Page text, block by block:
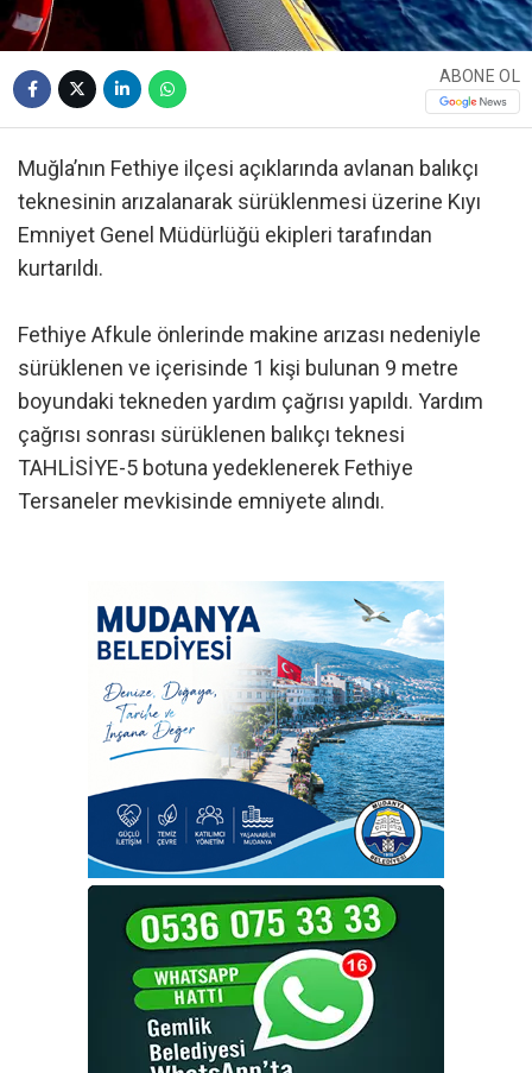
ABONE OL
Muğla’nın Fethiye ilçesi açıklarında avlanan balıkçı
teknesinin arızalanarak sürüklenmesi üzerine Kıyı
Emniyet Genel Müdürlüğü ekipleri tarafından
kurtarıldı.
Fethiye Afkule önlerinde makine arızası nedeniyle
sürüklenen ve içerisinde 1 kişi bulunan 9 metre
boyundaki tekneden yardım çağrısı yapıldı. Yardım
çağrısı sonrası sürüklenen balıkçı teknesi
TAHLİSİYE-5 botuna yedeklenerek Fethiye
Tersaneler mevkisinde emniyete alındı.